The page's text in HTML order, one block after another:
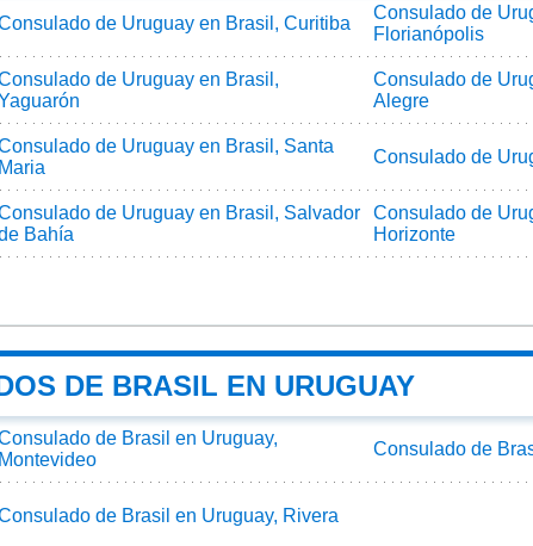
de Uruguay en Brasil, Curitiba
Consulado de
Florianópolis
de Uruguay en Brasil,
Consulado de
Alegre
de Uruguay en Brasil, Santa
Maria
Consulado de
de Uruguay en Brasil, Salvador
Bahía
Consulado de
Horizonte
DE BRASIL EN URUGUAY
de Brasil en Uruguay,
Montevideo
Consulado de
de Brasil en Uruguay, Rivera